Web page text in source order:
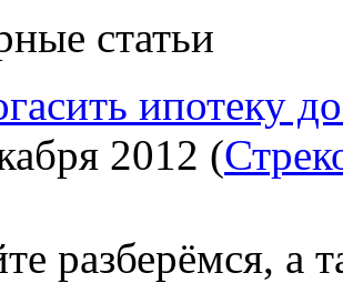
статьи
ипотеку
2012 (
разберёмся, а